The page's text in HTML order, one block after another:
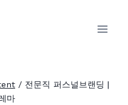
/ 전문직 퍼스널브랜딩 |
마